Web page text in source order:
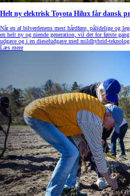
Helt ny elektrisk Toyota Hilux får dansk
Når en af bilverdenens mest hårdføre, pålidelige og
en helt ny og niende generation, vil det for første
udgave og i en dieseludgave med mildhybrid-
Læs mere